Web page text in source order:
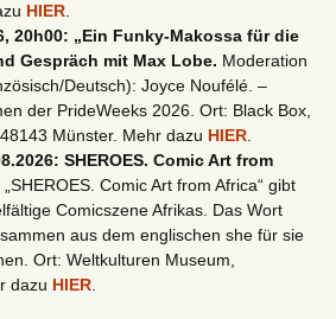
HIER
20h00: „Ein Funky-Makossa für die
Gespräch mit Max Lobe. Moderation
Deutsch): Joyce Noufélé. –
der PrideWeeks 2026. Ort: Black Box,
Münster. Mehr dazu HIER
SHEROES. Comic Art from
Comic Art from Africa“ gibt
Comicszene Afrikas. Das Wort
aus dem englischen she für sie
Ort: Weltkulturen Museum,
dazu HIER